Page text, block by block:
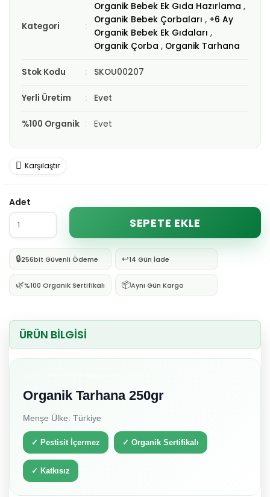
Kategori
Organik Bebek Ek Gıda Hazırlama ,
Organik Bebek Çorbaları , +6 Ay
Organik Bebek Ek Gıdaları ,
Organik Çorba , Organik Tarhana
Stok Kodu SKOU00207
Yerli Üretim Evet
%100 Organik Evet
Karşılaştır
Adet
SEPETE EKLE
🔒256bit Güvenli Ödeme ↩️14 Gün İade
🌿%100 Organik Sertifikalı 📦Aynı Gün Kargo
ÜRÜN BİLGİSİ
Organik Tarhana 250gr
Menşe Ülke: Türkiye
✓ Pestisit İçermez ✓ Organik Sertifikalı
✓ Katkısız